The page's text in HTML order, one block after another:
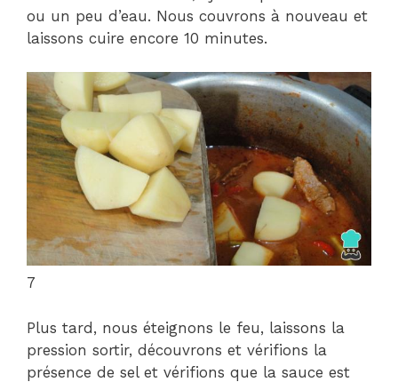
ou un peu d’eau. Nous couvrons à nouveau et
laissons cuire encore 10 minutes.
7
Plus tard, nous éteignons le feu, laissons la
pression sortir, découvrons et vérifions la
présence de sel et vérifions que la sauce est